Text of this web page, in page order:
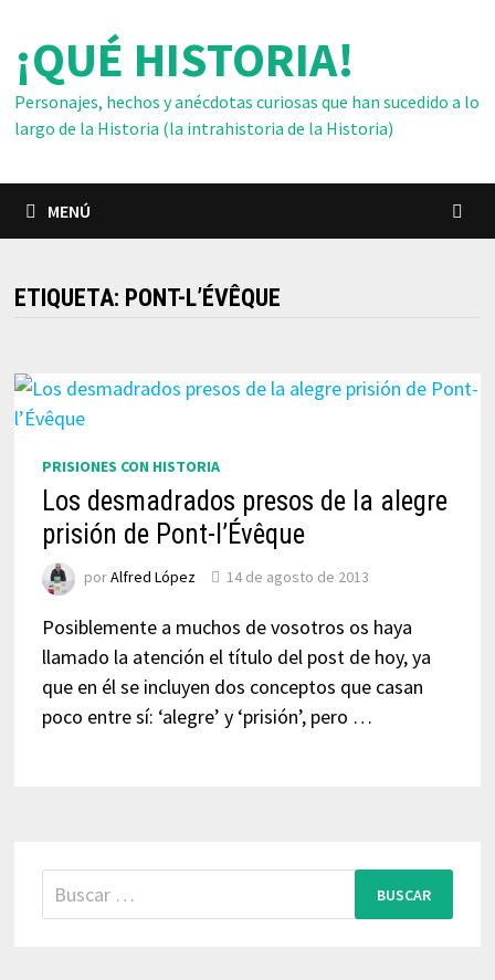
contenido
¡QUÉ HISTORIA!
Personajes, hechos y anécdotas curiosas que han sucedido a lo
largo de la Historia (la intrahistoria de la Historia)
MENÚ
ETIQUETA: PONT-L’ÉVÊQUE
PRISIONES CON HISTORIA
Los desmadrados presos de la alegre
prisión de Pont-l’Évêque
porAlfred López 14 de agosto de 2013
Posiblemente a muchos de vosotros os haya
llamado la atención el título del post de hoy, ya
que en él se incluyen dos conceptos que casan
poco entre sí: ‘alegre’ y ‘prisión’, pero …
Buscar: